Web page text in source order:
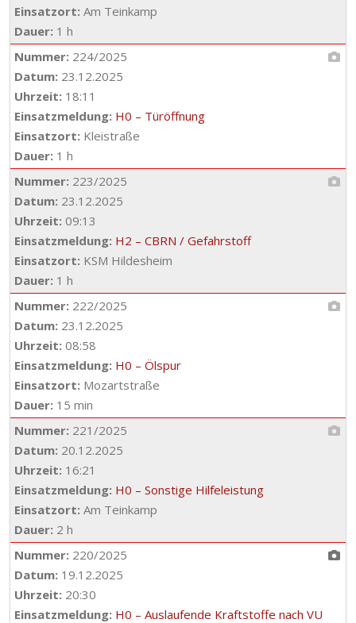
Einsatzort: Am Teinkamp
Dauer: 1 h
Nummer: 224/2025
Datum: 23.12.2025
Uhrzeit: 18:11
Einsatzmeldung: H0 – Türöffnung
Einsatzort: Kleistraße
Dauer: 1 h
Nummer: 223/2025
Datum: 23.12.2025
Uhrzeit: 09:13
Einsatzmeldung: H2 – CBRN / Gefahrstoff
Einsatzort: KSM Hildesheim
Dauer: 1 h
Nummer: 222/2025
Datum: 23.12.2025
Uhrzeit: 08:58
Einsatzmeldung: H0 – Ölspur
Einsatzort: Mozartstraße
Dauer: 15 min
Nummer: 221/2025
Datum: 20.12.2025
Uhrzeit: 16:21
Einsatzmeldung: H0 – Sonstige Hilfeleistung
Einsatzort: Am Teinkamp
Dauer: 2 h
Nummer: 220/2025
Datum: 19.12.2025
Uhrzeit: 20:30
Einsatzmeldung: H0 – Auslaufende Kraftstoffe nach VU